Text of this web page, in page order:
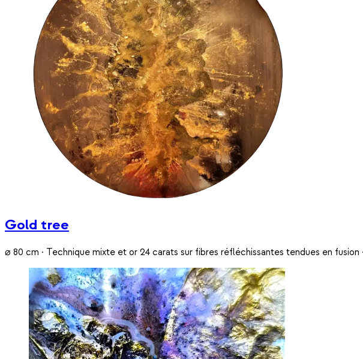
Gold tree
⌀ 80 cm · Technique mixte et or 24 carats sur fibres réfléchissantes tendues en fusion